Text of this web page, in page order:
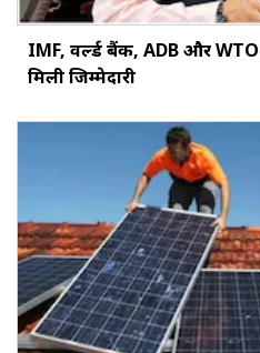
IMF, वर्ल्ड बैंक, ADB और
मिली जिम्मेदारी